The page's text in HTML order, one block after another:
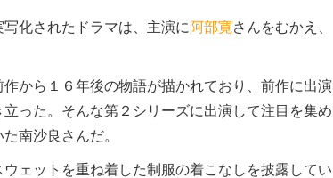
化されたドラマは、主演に 阿部寛さんをむかえ、
から１６年後の物語が描かれており、前作に出演
った。そんな第２シリーズに出演して注目を集め
南沙良さんだ。
ェットを重ね着した制服の着こなしを披露してい